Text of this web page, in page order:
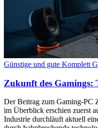
Günstige und gute Komplett
Zukunft des Gamings:
Der Beitrag zum Gaming-PC
im Überblick erschien zuerst
Industrie durchläuft aktuell